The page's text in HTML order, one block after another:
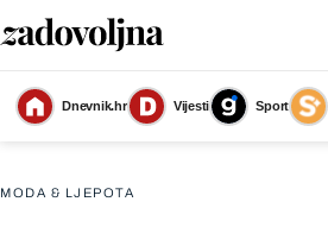
Dnevnik.hr Vijesti Sport
s.Oliver, 59,99 eura
(Foto:
MODA & LJEPOTA